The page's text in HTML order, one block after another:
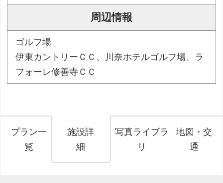
周辺情報
ゴルフ場
伊東カントリーＣＣ、川奈ホテルゴルフ場、ラ
フォーレ修善寺ＣＣ
プラン一
覧
施設詳
細
写真ライブラ
リ
地図・交
通